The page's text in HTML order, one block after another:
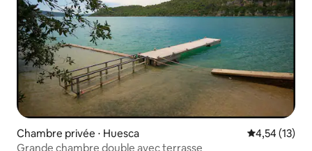
Chambre privée ⋅ Huesca Évaluation
4,54 (13)
Grande chambre double avec terrasse